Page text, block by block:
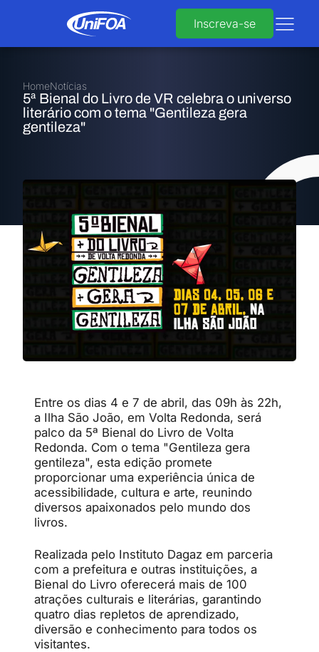
Inscreva-se
HomeNotícias
5ª Bienal do Livro de VR celebra o universo
literário com o tema "Gentileza gera
gentileza"
Entre os dias 4 e 7 de abril, das 09h às 22h,
a Ilha São João, em Volta Redonda, será
palco da 5ª Bienal do Livro de Volta
Redonda. Com o tema "Gentileza gera
gentileza", esta edição promete
proporcionar uma experiência única de
acessibilidade, cultura e arte, reunindo
diversos apaixonados pelo mundo dos
livros.
Realizada pelo Instituto Dagaz em parceria
com a prefeitura e outras instituições, a
Bienal do Livro oferecerá mais de 100
atrações culturais e literárias, garantindo
quatro dias repletos de aprendizado,
diversão e conhecimento para todos os
visitantes.